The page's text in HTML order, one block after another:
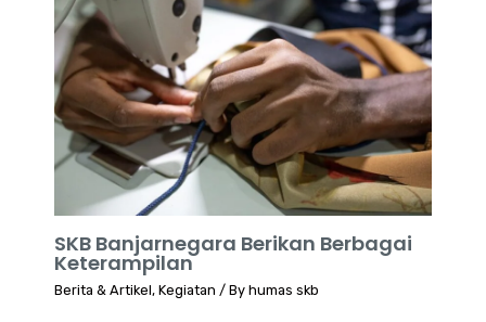
SKB Banjarnegara Berikan Berbagai
Keterampilan
Berita & Artikel, Kegiatan / By humas skb